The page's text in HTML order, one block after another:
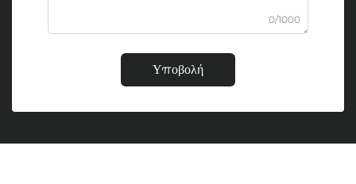
0/1000
Υποβολή